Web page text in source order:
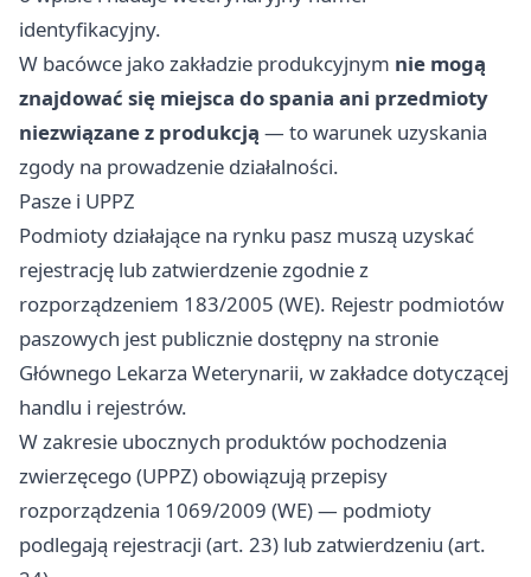
identyfikacyjny.
W bacówce jako zakładzie produkcyjnym nie mogą
znajdować się miejsca do spania ani przedmioty
niezwiązane z produkcją — to warunek uzyskania
zgody na prowadzenie działalności.
Pasze i UPPZ
Podmioty działające na rynku pasz muszą uzyskać
rejestrację lub zatwierdzenie zgodnie z
rozporządzeniem 183/2005 (WE). Rejestr podmiotów
paszowych jest publicznie dostępny na stronie
Głównego Lekarza Weterynarii, w zakładce dotyczącej
handlu i rejestrów.
W zakresie ubocznych produktów pochodzenia
zwierzęcego (UPPZ) obowiązują przepisy
rozporządzenia 1069/2009 (WE) — podmioty
podlegają rejestracji (art. 23) lub zatwierdzeniu (art.